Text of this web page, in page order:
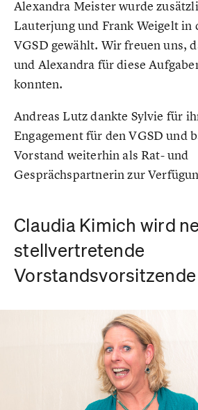
Alexandra Meister wurde
Lauterjung und Frank Weigelt in
VGSD gewählt. Wir freuen uns,
und Alexandra für diese
konnten.
Andreas Lutz dankte Sylvie für
Engagement für den VGSD und
Vorstand weiterhin als Rat- und
Gesprächspartnerin zur
Claudia Kimich wird
stellvertretende
Vorstandsvorsitzende